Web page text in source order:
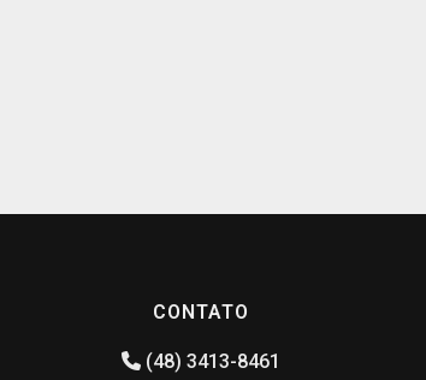
CONTATO
(48) 3413-8461